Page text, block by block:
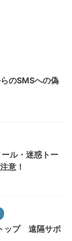
のSMSへの偽
ル・迷惑トー
意！
ップ 遠隔サポ